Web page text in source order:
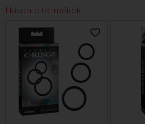
Hasonló termékek